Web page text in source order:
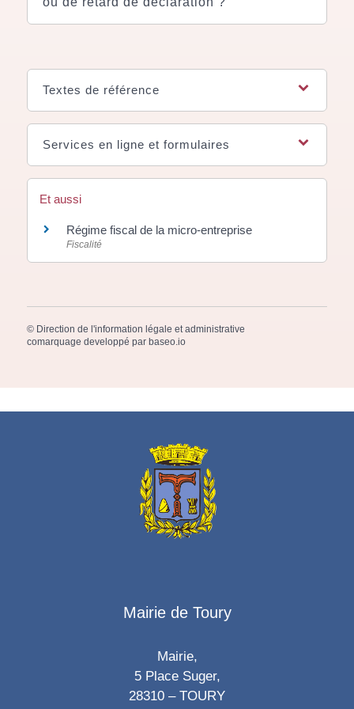
Textes de référence
Services en ligne et formulaires
Et aussi
Régime fiscal de la micro-entreprise
Fiscalité
© Direction de l'information légale et administrative
comarquage developpé par baseo.io
Mairie de Toury
Mairie,
5 Place Suger,
28310 – TOURY